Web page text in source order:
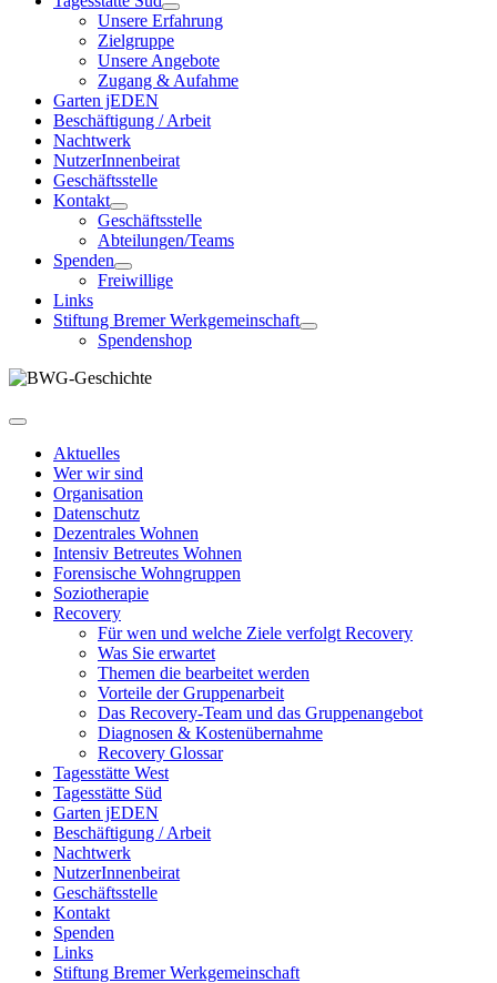
Unsere Erfahrung
Zielgruppe
Unsere Angebote
Zugang & Aufahme
Garten jEDEN
Beschäftigung / Arbeit
Nachtwerk
NutzerInnenbeirat
Geschäftsstelle
Kontakt
Geschäftsstelle
Abteilungen/Teams
Spenden
Freiwillige
Links
Stiftung Bremer Werkgemeinschaft
Spendenshop
Aktuelles
Wer wir sind
Organisation
Datenschutz
Dezentrales Wohnen
Intensiv Betreutes Wohnen
Forensische Wohngruppen
Soziotherapie
Recovery
Für wen und welche Ziele verfolgt Recovery
Was Sie erwartet
Themen die bearbeitet werden
Vorteile der Gruppenarbeit
Das Recovery-Team und das Gruppenangebot
Diagnosen & Kostenübernahme
Recovery Glossar
Tagesstätte West
Tagesstätte Süd
Garten jEDEN
Beschäftigung / Arbeit
Nachtwerk
NutzerInnenbeirat
Geschäftsstelle
Kontakt
Spenden
Links
Stiftung Bremer Werkgemeinschaft